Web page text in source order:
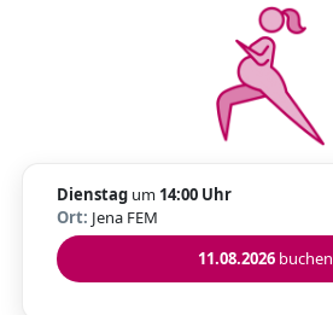
Dienstag um 14:00 Uhr
Ort: Jena FEM
11.08.2026buchen